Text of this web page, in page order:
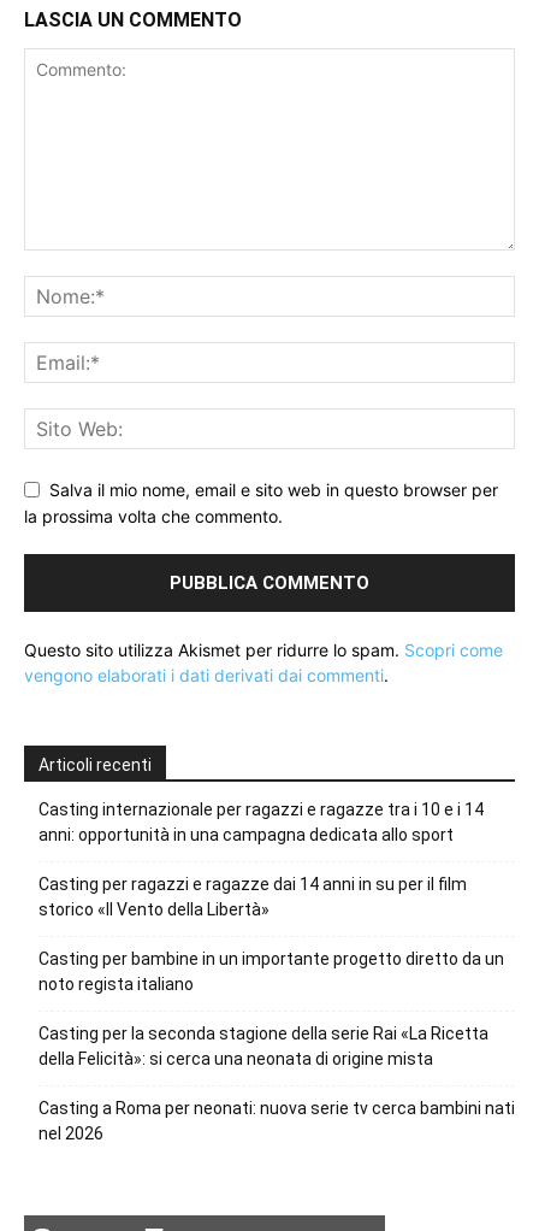
LASCIA UN COMMENTO
Salva il mio nome, email e sito web in questo browser per
la prossima volta che commento.
Questo sito utilizza Akismet per ridurre lo spam. Scopri come
vengono elaborati i dati derivati dai commenti.
Articoli recenti
Casting internazionale per ragazzi e ragazze tra i 10 e i 14
anni: opportunità in una campagna dedicata allo sport
Casting per ragazzi e ragazze dai 14 anni in su per il film
storico «Il Vento della Libertà»
Casting per bambine in un importante progetto diretto da un
noto regista italiano
Casting per la seconda stagione della serie Rai «La Ricetta
della Felicità»: si cerca una neonata di origine mista
Casting a Roma per neonati: nuova serie tv cerca bambini nati
nel 2026